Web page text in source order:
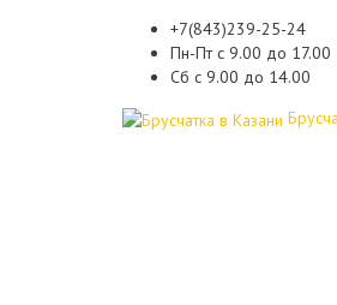
+7(843)239-25-24
Пн-Пт с 9.00 до 17.00
Сб с 9.00 до 14.00